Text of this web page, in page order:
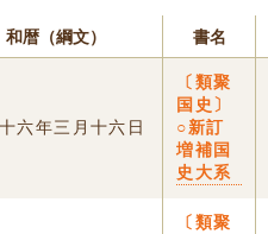
和暦（綱文） 書名
六年三月十六日
〔類聚
国史〕
○新訂
増補国
史大系
〔類聚